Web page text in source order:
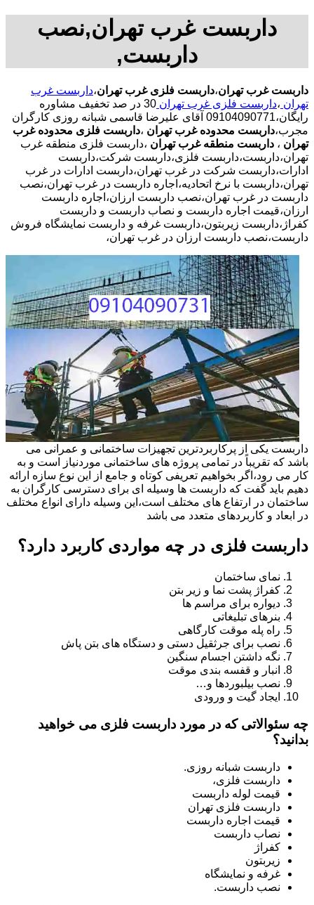
داربست غرب تهران,نصب
داربست,
داربست غرب تهران،داربست فلزی غرب تهران،داربست غرب
تهران ،داربست فلزی غرب تهران
30 در صد تخفیف مشاوره
رایگان،09104090771 آقای علیرضا قاسمی شبانه روزی کارگران
مجرب،داربست محدوده غرب تهران ،داربست فلزی محدوده غرب
تهران ، داربست منطقه غرب تهران ،داربست فلزی منطقه غرب
تهران،داربست،داربست فلزی،داربست شرکت،داربست
ادارات،داربست شرکت در غرب تهران،داربست ادارات در غرب
تهران،داربست با نرخ اتحادیه،اجاره داربست در غرب تهران،نصب
داربست در غرب تهران،نصب داربست ارزان،اجاره داربست
ارزان،قیمت اجاره داربست و نصاب داربست و داربست
کفراژ،داربست زیربتون،داربست غرفه و داربست نمایشگاه فروش
داربست،نصب داربست ارزان در غرب تهران،
داربست یکی از پرکاربردترین تجهیزات ساختمانی و عمرانی می
باشد که تقریباً در تمامی پروژه های ساختمانی موردنیاز است و به
کار می رود،اگر بخواهیم تعریفی کوتاه و جامع از این نوع سازه ارائه
دهیم باید گفت که داربست ها وسیله ای برای دسترسی کارگران به
ساختمان در ارتفاع های مختلف است،این وسیله دارای انواع مختلف
در ابعاد و کاربردهای متعدد می باشد
داربست فلزی در چه مواردی کاربرد دارد؟
نمای ساختمان
کفراژ پشت نما و زیر بتن
دیواره برای مراسم ها
بنرهای تبلیغاتی
راه پله موقت کارگاهی
نصب برای جرثقیل دستی و دستگاه های بتن پاش
نگه داشتن اجسام سنگین
انبار و قفسه بندی موقت
نصب بیلبوردها و…
ایجاد گیت و ورودی
چه سئوالاتی که در مورد داربست فلزی می خواهید
بدانید؟
داربست شبانه روزی.
داربست فلزی،
قیمت لوله داربست
داربست فلزی تهران
قیمت اجاره داربست
نصاب داربست
کفراژ
زیربتون
غرفه و نمایشگاه
نصب داربست.